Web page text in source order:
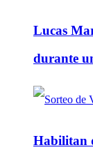
Lucas
durante
Habilitan